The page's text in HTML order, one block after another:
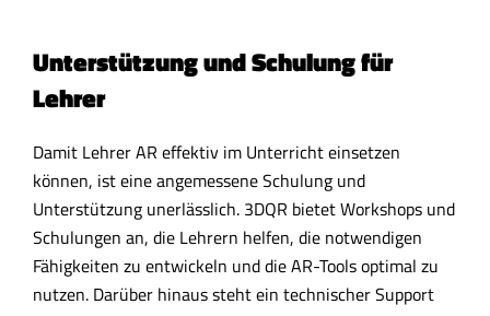
Unterstützung und Schulung für
Lehrer
Damit Lehrer AR effektiv im Unterricht einsetzen
können, ist eine angemessene Schulung und
Unterstützung unerlässlich. 3DQR bietet Workshops und
Schulungen an, die Lehrern helfen, die notwendigen
Fähigkeiten zu entwickeln und die AR-Tools optimal zu
nutzen. Darüber hinaus steht ein technischer Support